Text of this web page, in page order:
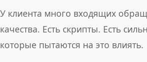
У клиента много входящих
качества. Есть скрипты. Есть
которые пытаются на это влиять.